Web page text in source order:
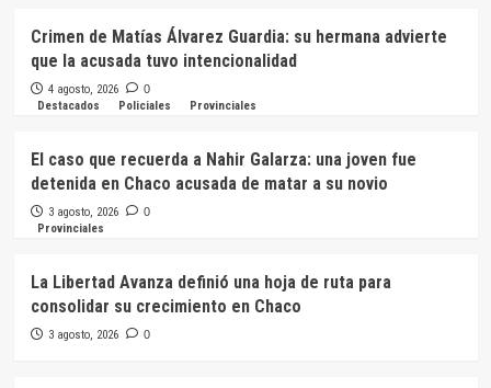
Crimen de Matías Álvarez Guardia: su hermana advierte
que la acusada tuvo intencionalidad
4 agosto, 2026 0
Destacados Policiales Provinciales
El caso que recuerda a Nahir Galarza: una joven fue
detenida en Chaco acusada de matar a su novio
3 agosto, 2026 0
Provinciales
La Libertad Avanza definió una hoja de ruta para
consolidar su crecimiento en Chaco
3 agosto, 2026 0